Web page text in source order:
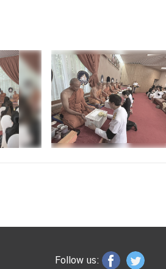
Follow us: